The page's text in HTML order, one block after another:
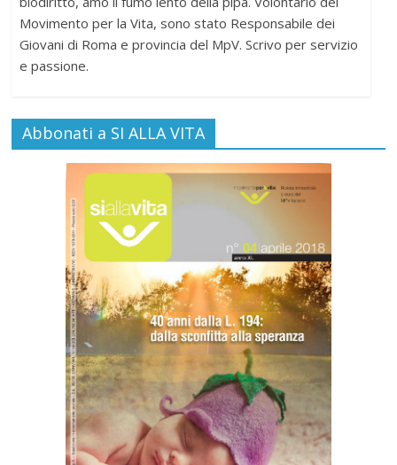
Movimento per la Vita, sono stato Responsabile dei
Giovani di Roma e provincia del MpV. Scrivo per servizio
e passione.
Abbonati a SI ALLA VITA